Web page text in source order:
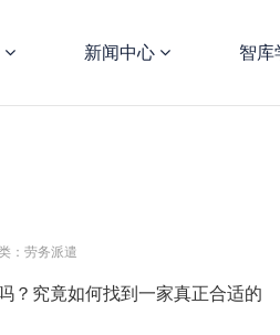
新闻中心 智库
：劳务派遣
？究竟如何找到一家真正合适的